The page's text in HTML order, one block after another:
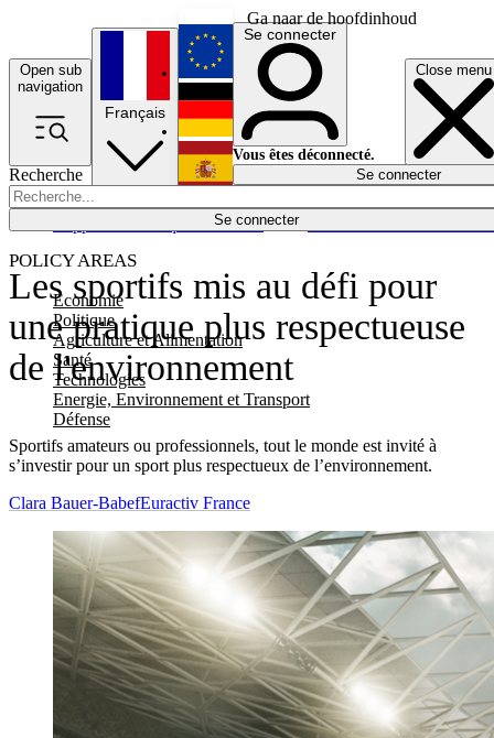
Ga naar de hoofdinhoud
Open sub
navigation
Close menu
Recherche
Se connecter
POLICY AREAS
Economie
Politique
Agriculture et Alimentation
Santé
Technologies
Energie, Environnement et Transport
Défense
Économie
Français
English
Deutsch
Español
Se connecter
Vous êtes déconnecté.
Se connecter
Les sportifs mis au défi pour
une pratique plus respectueuse
de l'environnement
Sportifs amateurs ou professionnels, tout le monde est invité à
s’investir pour un sport plus respectueux de l’environnement.
Clara Bauer-BabefEuractiv France